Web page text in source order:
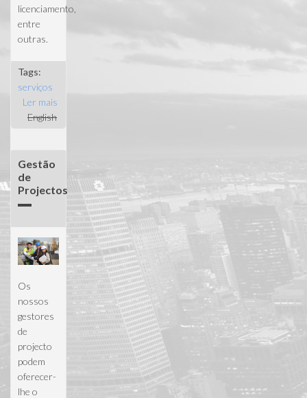
licenciamento,
entre
outras.
Tags:
serviços
Ler mais
acerca de
English
Gestão
de
Projectos
Os
nossos
gestores
de
projecto
podem
oferecer-
lhe o